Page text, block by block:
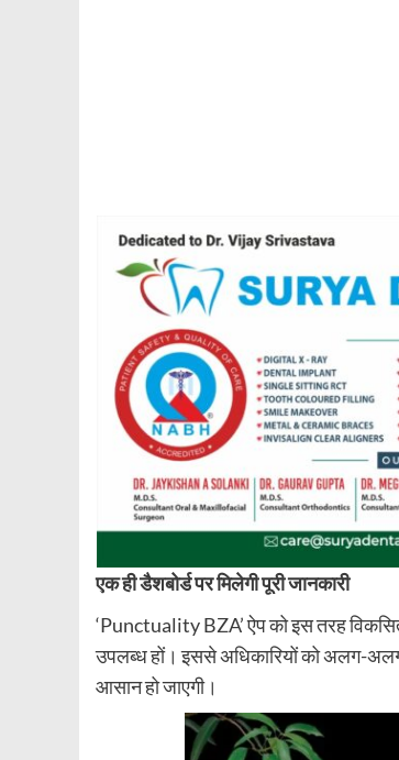
एक ही डैशबोर्ड पर मिलेगी पूरी जानकारी
‘Punctuality BZA’ ऐप को इस तरह
उपलब्ध हों। इससे अधिकारियों को अलग-
आसान हो जाएगी।